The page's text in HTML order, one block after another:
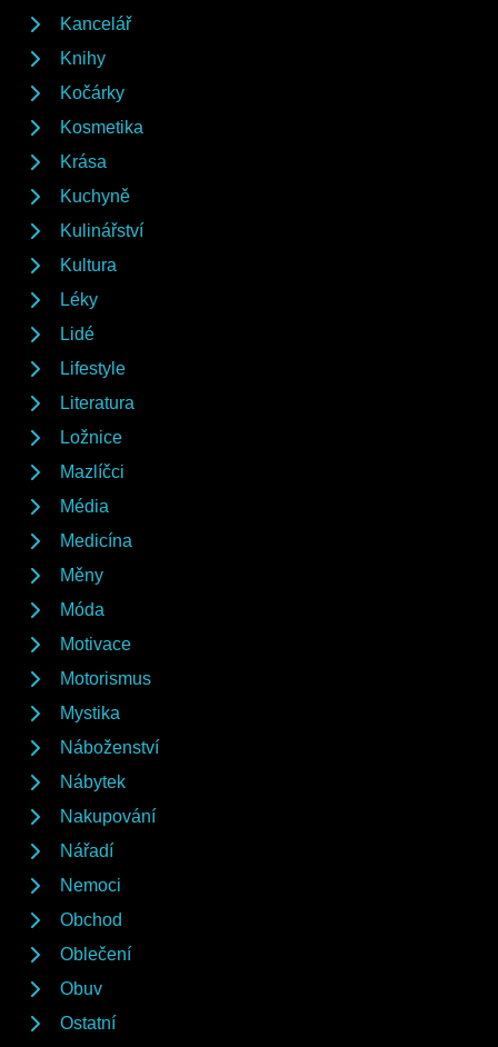
Kancelář
Knihy
Kočárky
Kosmetika
Krása
Kuchyně
Kulinářství
Kultura
Léky
Lidé
Lifestyle
Literatura
Ložnice
Mazlíčci
Média
Medicína
Měny
Móda
Motivace
Motorismus
Mystika
Náboženství
Nábytek
Nakupování
Nářadí
Nemoci
Obchod
Oblečení
Obuv
Ostatní